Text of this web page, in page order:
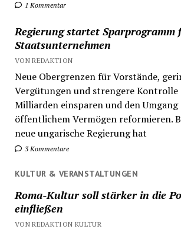
1 Kommentar
Regierung startet Sparprogramm
Staatsunternehmen
VON REDAKTION
Neue Obergrenzen für Vorstände,
Vergütungen und strengere Kontrolle
Milliarden einsparen und den
öffentlichem Vermögen reformieren.
neue ungarische Regierung hat
3 Kommentare
KULTUR & VERANSTALTUNGEN
Roma-Kultur soll stärker in die
einfließen
VON REDAKTION KULTUR